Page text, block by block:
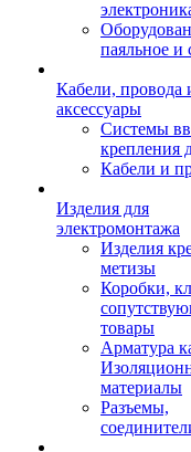
паяльное и
Кабели, провода
аксессуары
Системы
крепления
Кабели и
Изделия для
электромонтажа
Изделия
метизы
Коробки,
товары
Арматура
материалы
Разъемы,